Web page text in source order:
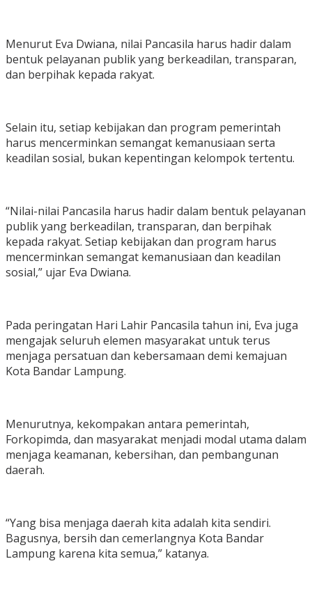
Menurut Eva Dwiana, nilai Pancasila harus hadir dalam
bentuk pelayanan publik yang berkeadilan, transparan,
dan berpihak kepada rakyat.
Selain itu, setiap kebijakan dan program pemerintah
harus mencerminkan semangat kemanusiaan serta
keadilan sosial, bukan kepentingan kelompok tertentu.
“Nilai-nilai Pancasila harus hadir dalam bentuk pelayanan
publik yang berkeadilan, transparan, dan berpihak
kepada rakyat. Setiap kebijakan dan program harus
mencerminkan semangat kemanusiaan dan keadilan
sosial,” ujar Eva Dwiana.
Pada peringatan Hari Lahir Pancasila tahun ini, Eva juga
mengajak seluruh elemen masyarakat untuk terus
menjaga persatuan dan kebersamaan demi kemajuan
Kota Bandar Lampung.
Menurutnya, kekompakan antara pemerintah,
Forkopimda, dan masyarakat menjadi modal utama dalam
menjaga keamanan, kebersihan, dan pembangunan
daerah.
“Yang bisa menjaga daerah kita adalah kita sendiri.
Bagusnya, bersih dan cemerlangnya Kota Bandar
Lampung karena kita semua,” katanya.